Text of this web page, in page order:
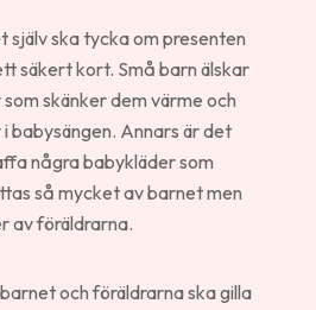
själv ska tycka om presenten
säkert kort. Små barn älskar
skänker dem värme och
babysängen. Annars är det
några babykläder som
så mycket av barnet men
av föräldrarna.
och föräldrarna ska gilla